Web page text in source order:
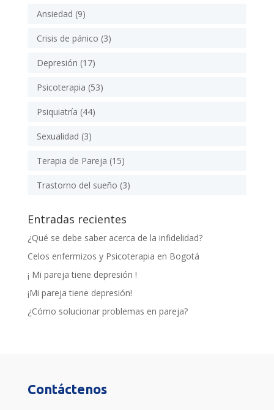
Ansiedad (9)
Crisis de pánico (3)
Depresión (17)
Psicoterapia (53)
Psiquiatría (44)
Sexualidad (3)
Terapia de Pareja (15)
Trastorno del sueño (3)
Entradas recientes
¿Qué se debe saber acerca de la infidelidad?
Celos enfermizos y Psicoterapia en Bogotá
¡ Mi pareja tiene depresión !
¡Mi pareja tiene depresión!
¿Cómo solucionar problemas en pareja?
Contáctenos